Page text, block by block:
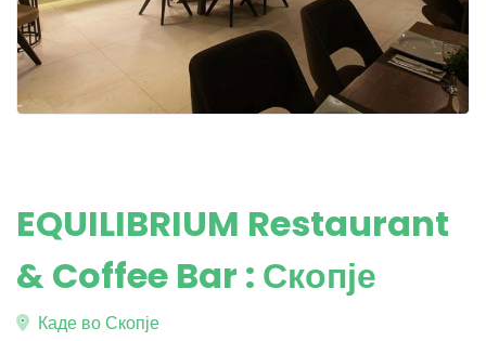
EQUILIBRIUM Restaurant
& Coffee Bar : Скопје
Каде во Скопје